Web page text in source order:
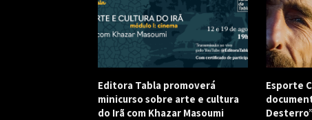
Editora Tabla promoverá
minicurso sobre arte e cultura
do Irã com Khazar Masoumi
Esporte